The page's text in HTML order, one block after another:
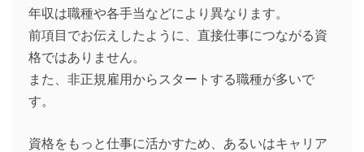
年収は職種や各手当などにより異なります。
前項目でお伝えしたように、直接仕事につながる資
格ではありません。
また、非正規雇用からスタートする職種が多いで
す。
資格をもっと仕事に活かすため、あるいはキャリア